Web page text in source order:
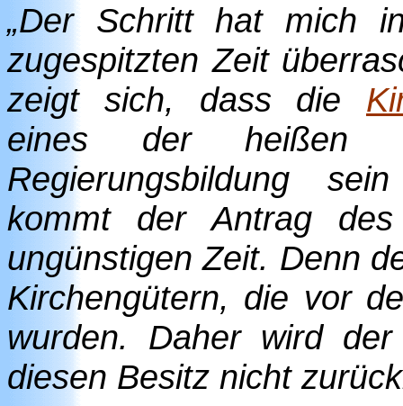
„Der Schritt hat mich
zugespitzten Zeit
zeigt sich, dass die
eines der heißen
Regierungsbildung
kommt der Antrag
ungünstigen Zeit. Denn
Kirchengütern, die vor
wurden. Daher wird
diesen Besitz nicht